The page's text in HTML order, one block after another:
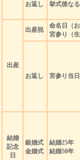
お返し 挙式後な
出産
出産祝
命名日（
宮参り（
お返し 宮参り当
結婚
記念
日
銀婚式
金婚式
結婚25年
結婚50年